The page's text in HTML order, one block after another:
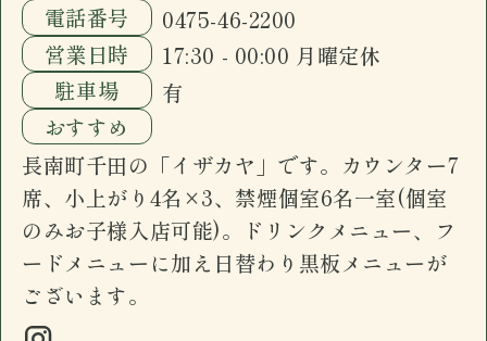
電話番号
0475-46-2200
営業日時
17:30 - 00:00 月曜定休
駐車場
有
おすすめ
長南町千田の「イザカヤ」です。カウンター7
席、小上がり4名×3、禁煙個室6名一室(個室
のみお子様入店可能)。ドリンクメニュー、フ
ードメニューに加え日替わり黒板メニューが
ございます。